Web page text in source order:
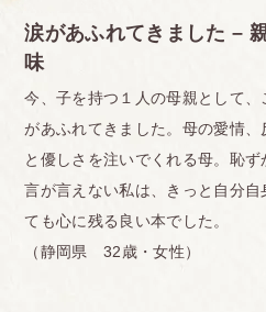
涙があふれてきました –
味
今、子を持つ１人の母親として
があふれてきました。母の愛情
と優しさを注いでくれる母。恥
言が言えない私は、きっと自分
ても心に残る良い本でした。
（静岡県 32歳・女性）